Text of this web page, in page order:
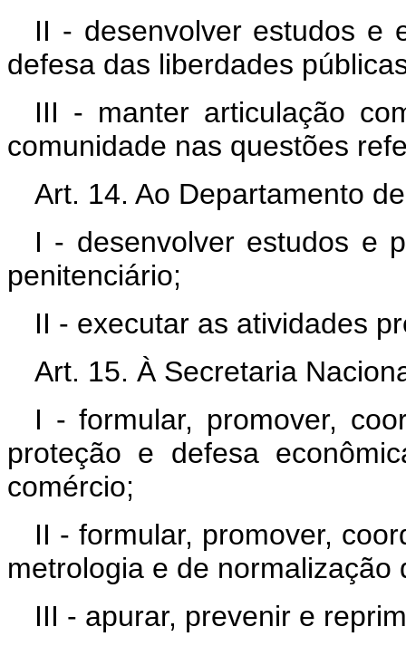
II - desenvolver estudos e
defesa das liberdades
III - manter articulação
comunidade nas questões
Art. 14. Ao Departamento
I - desenvolver estudos e
penitenciário;
II - executar as atividades
Art. 15. À Secretaria
I - formular, promover,
proteção e defesa
comércio;
II - formular, promover,
metrologia e de normalização
III - apurar, prevenir e